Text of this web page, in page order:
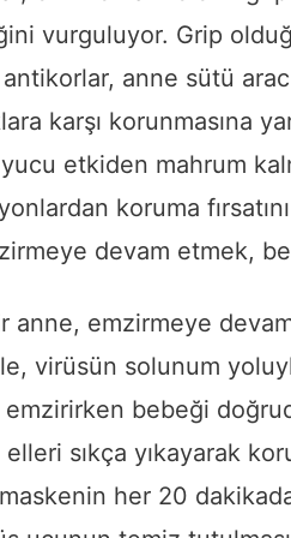
vurguluyor. Grip
anne sütü
karşı korunmasına
etkiden mahrum
koruma
devam etmek,
anne, emzirmeye
virüsün solunum
bebeği
sıkça yıkayarak
her 20